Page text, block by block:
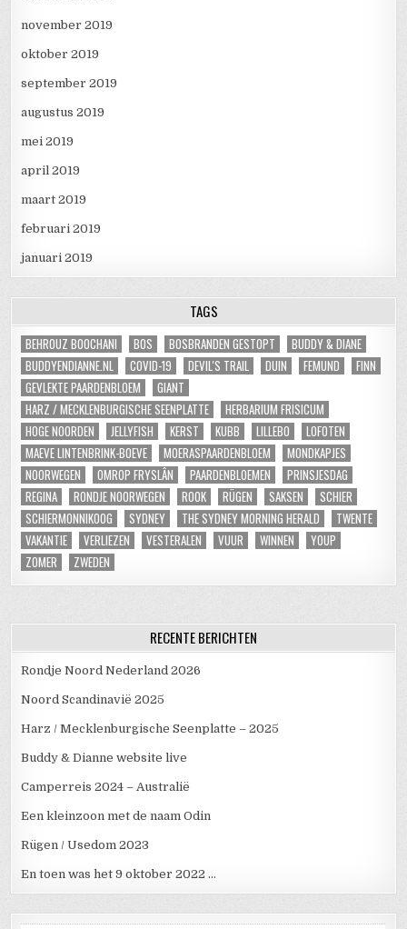
november 2019
oktober 2019
september 2019
augustus 2019
mei 2019
april 2019
maart 2019
februari 2019
januari 2019
TAGS
BEHROUZ BOOCHANI BOS BOSBRANDEN GESTOPT
BUDDY & DIANE
BUDDYENDIANNE.NL
COVID-19 DEVIL'S TRAIL DUIN FEMUND
FINN
GEVLEKTE PAARDENBLOEM
GIANT
HARZ / MECKLENBURGISCHE SEENPLATTE
HERBARIUM FRISICUM
HOGE NOORDEN
JELLYFISH KERST KUBB LILLEBO
LOFOTEN
MAEVE LINTENBRINK-BOEVE
MOERASPAARDENBLOEM
MONDKAPJES
NOORWEGEN
OMROP FRYSLÂN PAARDENBLOEMEN
PRINSJESDAG
REGINA
RONDJE NOORWEGEN ROOK RÜGEN SAKSEN
SCHIER
SCHIERMONNIKOOG
SYDNEY THE SYDNEY MORNING HERALD
TWENTE
VAKANTIE
VERLIEZEN VESTERALEN VUUR WINNEN
YOUP
ZOMER
ZWEDEN
RECENTE BERICHTEN
Rondje Noord Nederland 2026
Noord Scandinavië 2025
Harz / Mecklenburgische Seenplatte – 2025
Buddy & Dianne website live
Camperreis 2024 – Australië
Een kleinzoon met de naam Odin
Rügen / Usedom 2023
En toen was het 9 oktober 2022 …